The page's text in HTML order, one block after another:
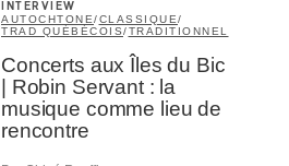
INTERVIEW
AUTOCHTONE/CLASSIQUE/
TRAD QUÉBÉCOIS/TRADITIONNEL
Concerts aux Îles du Bic
| Robin Servant : la
musique comme lieu de
rencontre